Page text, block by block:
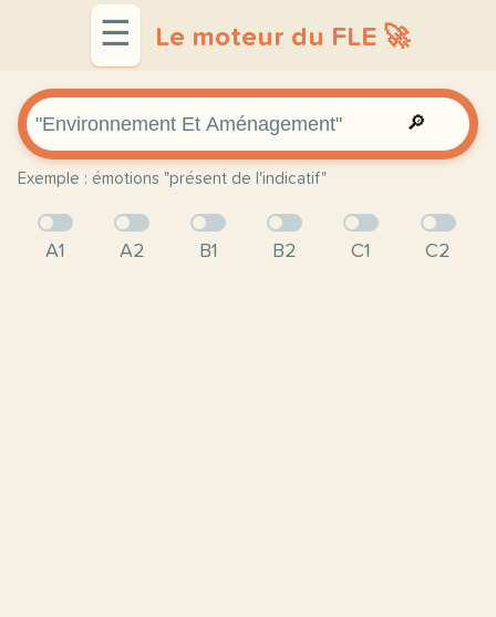
☰ Le moteur du FLE 🚀
🔎
Exemple : émotions "présent de l'indicatif"
A1 A2 B1 B2 C1 C2